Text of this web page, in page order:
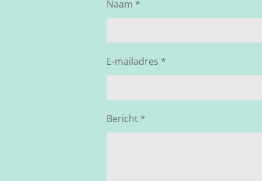
Naam *
E-mailadres *
Bericht *